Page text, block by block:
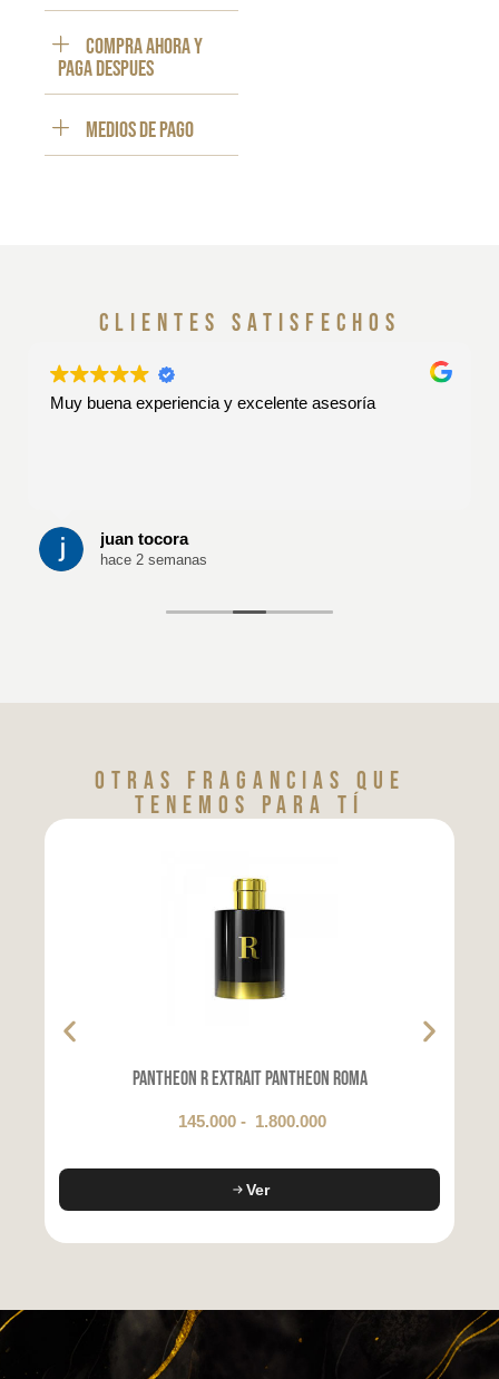
Compra ahora y
paga despues
Medios de pago
clientes satisfechos
Muy buena experiencia y excelente asesoría
juan tocora
hace 2 semanas
Otras fragancias que
tenemos para tí
Pantheon R Extrait Pantheon Roma
145.000 - 1.800.000
Ver